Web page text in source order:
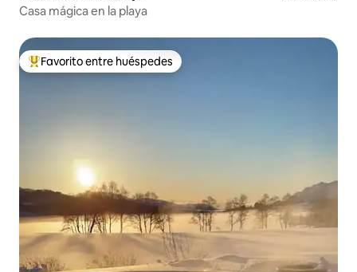
Casa mágica en la playa
Favorito entre huéspedes preferido
Favorito entre huéspedes